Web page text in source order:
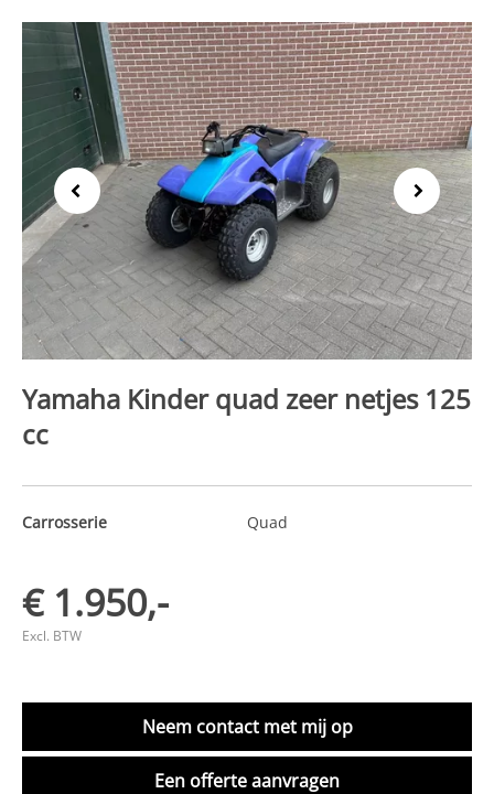
Previous Next
Yamaha Kinder quad zeer netjes 125
cc
Carrosserie Quad
€ 1.950,-
Excl. BTW
Neem contact met mij op
Een offerte aanvragen